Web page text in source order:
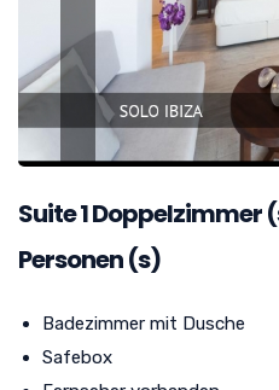
Suite1Doppelzimmer
Personen (s)
Badezimmer mit Dusche
Safebox